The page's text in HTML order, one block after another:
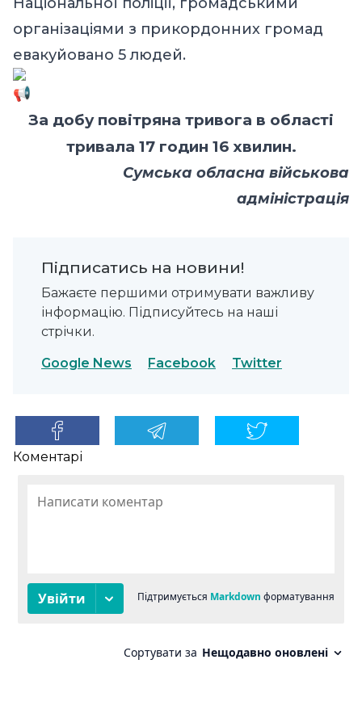
організаціями з прикордонних громад
евакуйовано 5 людей.
За добу повітряна тривога в області
тривала 17 годин 16 хвилин.
Сумська обласна військова
адміністрація
Підписатись на новини!
Бажаєте першими отримувати важливу
інформацію. Підписуйтесь на наші
стрічки.
Google News Facebook Twitter
Коментарі